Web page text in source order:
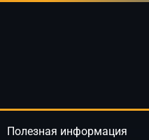
Полезная информация